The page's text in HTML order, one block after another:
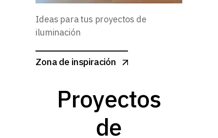
Ideas para tus proyectos de
iluminación
Zona de inspiración
Proyectos
de